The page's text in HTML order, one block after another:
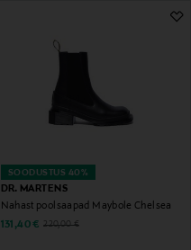
SOODUSTUS 40%
DR. MARTENS
Nahast poolsaapad Maybole Chelsea
Discounted Price
131,40 € Original Price
220,00 €